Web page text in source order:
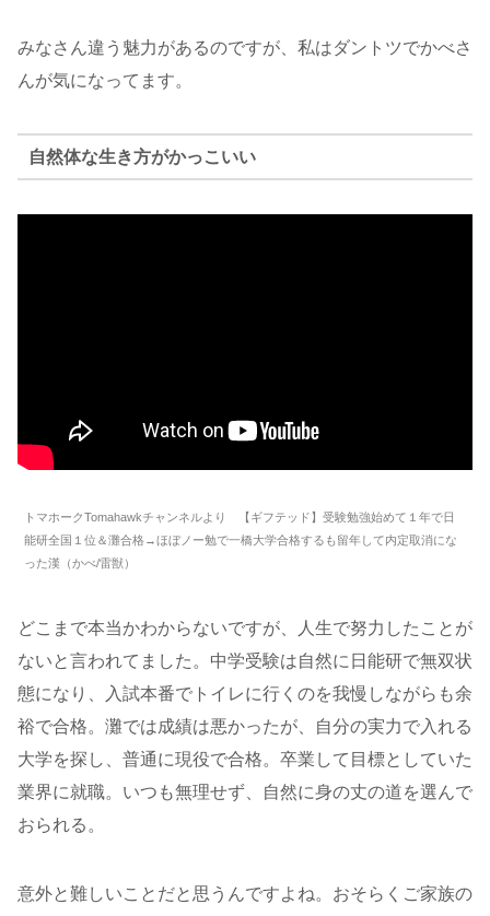
みなさん違う魅力があるのですが、私はダントツでかべさ
んが気になってます。
自然体な生き方がかっこいい
トマホークTomahawkチャンネルより 【ギフテッド】受験勉強始めて１年で日
能研全国１位＆灘合格→ほぼノー勉で一橋大学合格するも留年して内定取消にな
った漢（かべ/雷獣）
どこまで本当かわからないですが、人生で努力したことが
ないと言われてました。中学受験は自然に日能研で無双状
態になり、入試本番でトイレに行くのを我慢しながらも余
裕で合格。灘では成績は悪かったが、自分の実力で入れる
大学を探し、普通に現役で合格。卒業して目標としていた
業界に就職。いつも無理せず、自然に身の丈の道を選んで
おられる。
意外と難しいことだと思うんですよね。おそらくご家族の